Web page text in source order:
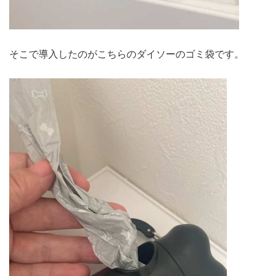
そこで導入したのがこちらのダイソーのゴミ袋です。